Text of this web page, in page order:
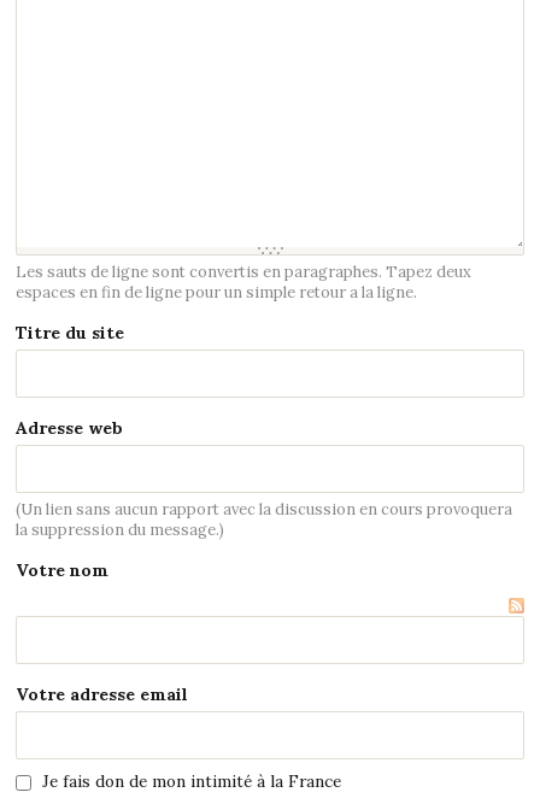
Les sauts de ligne sont convertis en paragraphes. Tapez deux
espaces en fin de ligne pour un simple retour a la ligne.
Titre du site
Adresse web
(Un lien sans aucun rapport avec la discussion en cours provoquera
la suppression du message.)
Votre nom
Votre adresse email
Je fais don de mon intimité à la France